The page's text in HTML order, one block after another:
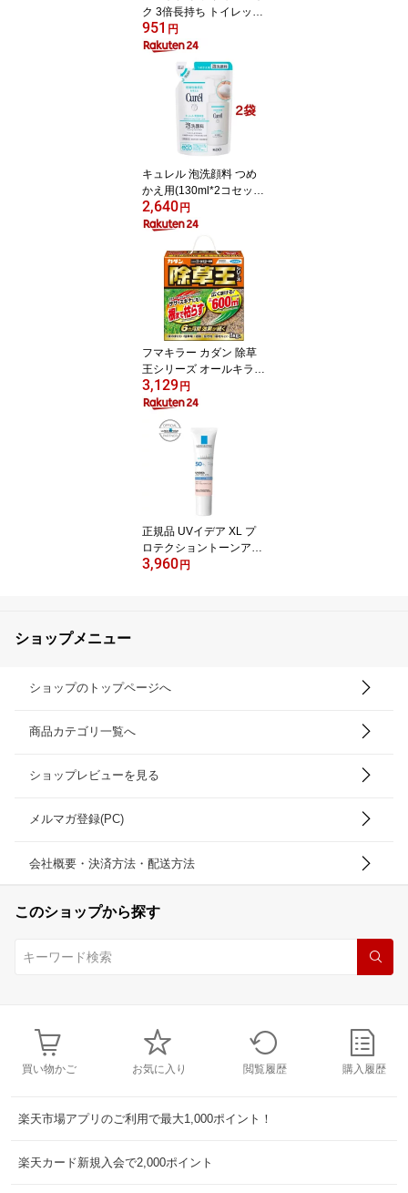
ク 3倍長持ち トイレット
ペーパー ダブル(75m×4
ロール)【3brnd-11】【D
reg063】【x9q】【2sh2
4】【スコッティ(SCOTT
IE)】[トイレットペーパ
951 円
キュレル 泡洗顔料 つめ
かえ用(130ml*2コセッ
ト)【キュレル】
2,640 円
フマキラー カダン 除草
王シリーズ オールキラー
粒剤(3kg)【カダン】
3,129 円
正規品 UVイデア XL プ
ロテクショントーンアッ
プ ローズ(30ml)【lvp】
3,960 円
ショップメニュー
ショップのトップページへ
商品カテゴリ一覧へ
ショップレビューを見る
メルマガ登録(PC)
会社概要・決済方法・配送方法
このショップから探す
買い物かご お気に入り 閲覧履歴 購入履歴
楽天市場アプリのご利用で最大1,000ポイント！
楽天カード新規入会で2,000ポイント